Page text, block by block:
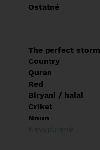
Ostatné
The perfect storm
Country
Quran
Red
Biryani / halal
Criket
Noun